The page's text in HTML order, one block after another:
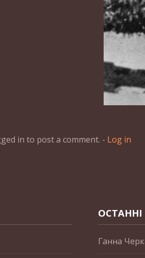
in to post a comment. - Log in
Ганна